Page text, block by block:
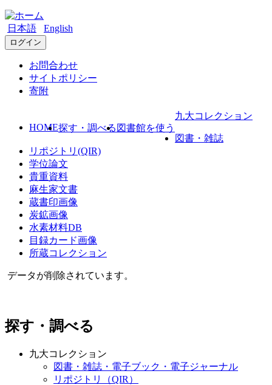
日本語 English
ログイン
お問合わせ
サイトポリシー
寄附
HOME探す・調べる 図書館を使う
九大コレクション
図書・雑誌
リポジトリ(QIR)
学位論文
貴重資料
麻生家文書
蔵書印画像
炭鉱画像
水素材料DB
目録カード画像
所蔵コレクション
データが削除されています。
探す・調べる
九大コレクション
図書・雑誌・電子ブック・電子ジャーナル
リポジトリ（QIR）